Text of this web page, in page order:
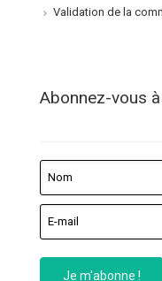
Validation de la
Abonnez-vous